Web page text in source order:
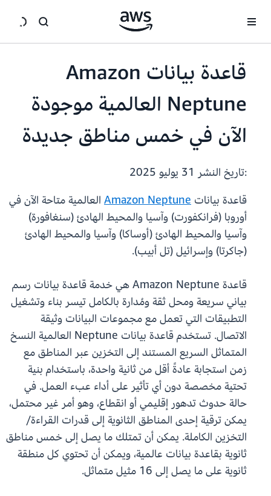
قاعدة بيانات Amazon
Neptune العالمية موجودة
الآن في خمس مناطق جديدة
:تاريخ النشر
قاعدة بيانات Amazon Neptune العالمية متاحة الآن في
أوروبا (فرانكفورت) وآسيا والمحيط الهادئ (سنغافورة)
وآسيا والمحيط الهادئ (أوساكا) وآسيا والمحيط الهادئ
(جاكرتا) وإسرائيل (تل أبيب).
قاعدة Amazon Neptune هي خدمة قاعدة بيانات رسم
بياني سريعة ومحل ثقة ومُدارة بالكامل تيسر بناء وتشغيل
التطبيقات التي تعمل مع مجموعات البيانات وثيقة
الاتصال. تستخدم قاعدة بيانات Neptune العالمية النسخ
المتماثل السريع المستند إلى التخزين عبر المناطق مع
زمن استجابة عادةً أقل من ثانية واحدة، باستخدام بنية
تحتية مخصصة دون أي تأثير على أداء عبء العمل. في
حالة حدوث تدهور إقليمي أو انقطاع، وهو أمر غير محتمل،
يمكن ترقية إحدى المناطق الثانوية إلى قدرات القراءة/
التخزين الكاملة. يمكن أن تمتلك ما يصل إلى خمس مناطق
ثانوية بقاعدة بيانات عالمية، ويمكن أن تحتوي كل منطقة
ثانوية على ما يصل إلى 16 مثيل متماثل.